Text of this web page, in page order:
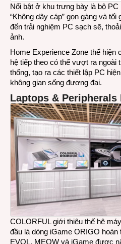
Nổi bật ở khu trưng bày là bộ
“Không dây cáp” gọn gàng và
đến trải nghiệm PC sạch sẽ,
ảnh.
Home Experience Zone thể hiện
hệ tiếp theo có thể vượt ra ngoài
thống, tạo ra các thiết lập PC
không gian sống đương đại.
Laptops & Peripherals
COLORFUL giới thiệu thế hệ
đầu là dòng iGame ORIGO
EVOL, MEOW và iGame được